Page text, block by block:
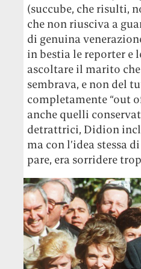
(succube, che risulti,
che non riusciva a
di genuina
in bestia le reporter e
ascoltare il marito
sembrava, e non del
completamente “out
anche quelli
detrattrici, Didion
ma con l’idea stessa
pare, era sorridere